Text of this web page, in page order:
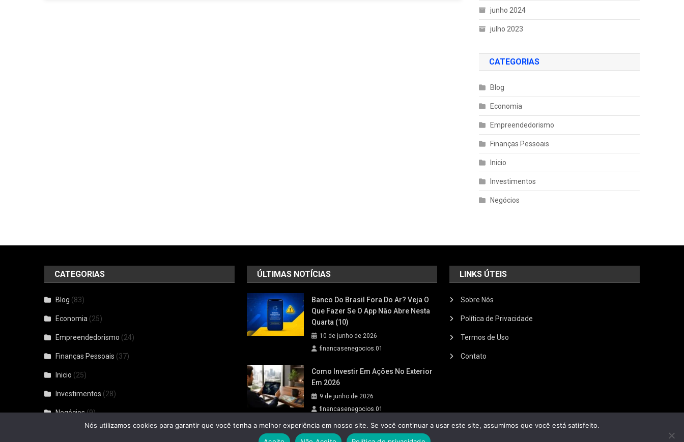
junho 2024
julho 2023
CATEGORIAS
Blog
Economia
Empreendedorismo
Finanças Pessoais
Inicio
Investimentos
Negócios
CATEGORIAS
Blog (83)
Economia (25)
Empreendedorismo (24)
Finanças Pessoais (37)
Inicio (25)
Investimentos (28)
Negócios(9)
ÚLTIMAS NOTÍCIAS
Banco Do Brasil Fora Do Ar? Veja O
Que Fazer Se O App Não Abre Nesta
Quarta (10)
10 de junho de 2026
financasenegocios.01
Como Investir Em Ações No Exterior
Em 2026
9 de junho de 2026
financasenegocios.01
LINKS ÚTEIS
Sobre Nós
Política de Privacidade
Termos de Uso
Contato
Nós utilizamos cookies para garantir que você tenha a melhor experiência em nosso site. Se você continuar a usar este site, assumimos que você está satisfeito.